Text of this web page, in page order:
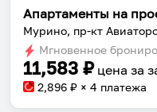
Мурино, пр-кт
Мгновенное
11,583 ₽ цена за
2,896 ₽ × 4 платежа